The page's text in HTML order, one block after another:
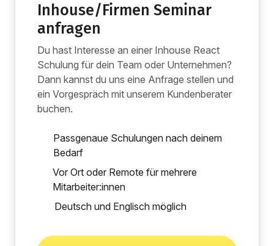
Inhouse/Firmen Seminar
anfragen
Du hast Interesse an einer Inhouse React
Schulung für dein Team oder Unternehmen?
Dann kannst du uns eine Anfrage stellen und
ein Vorgespräch mit unserem Kundenberater
buchen.
Passgenaue Schulungen nach deinem
Bedarf
Vor Ort oder Remote für mehrere
Mitarbeiter:innen
Deutsch und Englisch möglich